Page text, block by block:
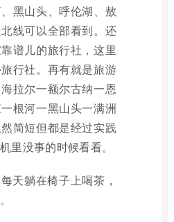
黑山头、呼伦湖、敖
线可以全部看到。还
谱儿的旅行社，这里
行社。再有就是旅游
拉尔一额尔古纳一恩
根河一黑山头一满洲
简短但都是经过实践
里没事的时候看看。
天躺在椅子上喝茶，